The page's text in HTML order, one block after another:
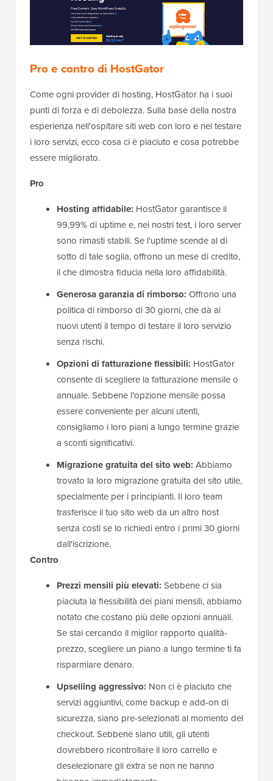
Pro e contro di HostGator
Come ogni provider di hosting, HostGator ha i suoi
punti di forza e di debolezza. Sulla base della nostra
esperienza nell'ospitare siti web con loro e nel testare
i loro servizi, ecco cosa ci è piaciuto e cosa potrebbe
essere migliorato.
Pro
Hosting affidabile: HostGator garantisce il
99,99% di uptime e, nei nostri test, i loro server
sono rimasti stabili. Se l'uptime scende al di
sotto di tale soglia, offrono un mese di credito,
il che dimostra fiducia nella loro affidabilità.
Generosa garanzia di rimborso: Offrono una
politica di rimborso di 30 giorni, che dà ai
nuovi utenti il tempo di testare il loro servizio
senza rischi.
Opzioni di fatturazione flessibili: HostGator
consente di scegliere la fatturazione mensile o
annuale. Sebbene l'opzione mensile possa
essere conveniente per alcuni utenti,
consigliamo i loro piani a lungo termine grazie
a sconti significativi.
Migrazione gratuita del sito web: Abbiamo
trovato la loro migrazione gratuita del sito utile,
specialmente per i principianti. Il loro team
trasferisce il tuo sito web da un altro host
senza costi se lo richiedi entro i primi 30 giorni
dall'iscrizione.
Contro
Prezzi mensili più elevati: Sebbene ci sia
piaciuta la flessibilità dei piani mensili, abbiamo
notato che costano più delle opzioni annuali.
Se stai cercando il miglior rapporto qualità-
prezzo, scegliere un piano a lungo termine ti fa
risparmiare denaro.
Upselling aggressivo: Non ci è piaciuto che
servizi aggiuntivi, come backup e add-on di
sicurezza, siano pre-selezionati al momento del
checkout. Sebbene siano utili, gli utenti
dovrebbero ricontrollare il loro carrello e
deselezionare gli extra se non ne hanno